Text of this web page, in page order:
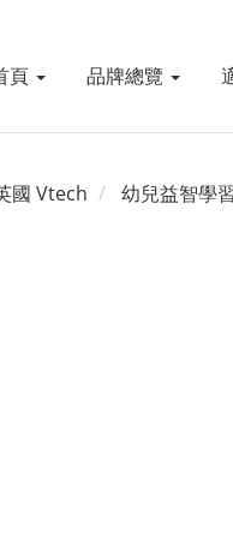
頁 品牌總覽
國 Vtech 幼兒益智學